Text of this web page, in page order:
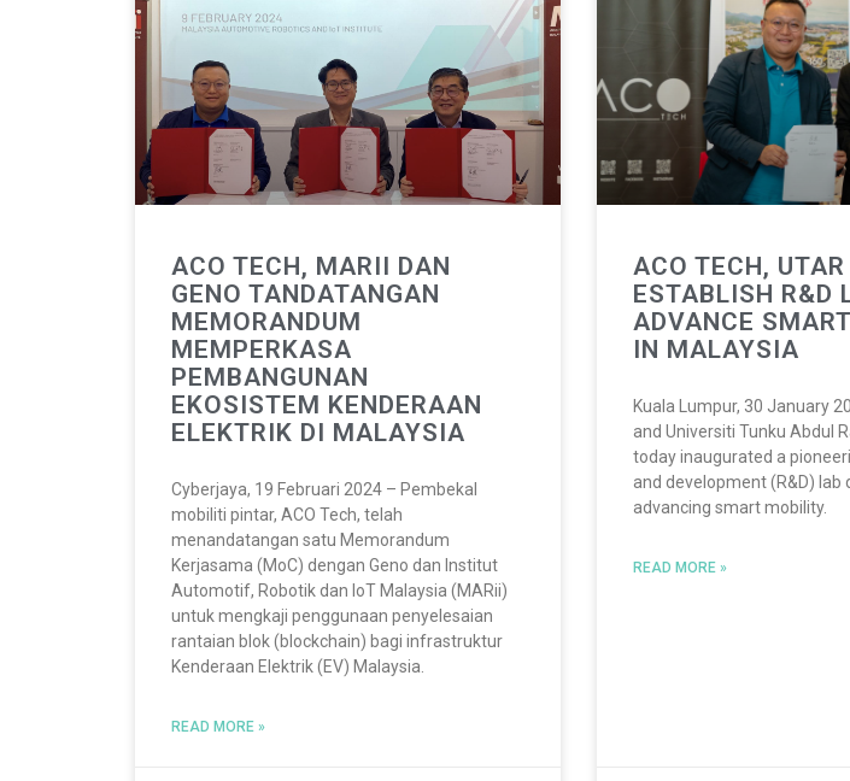
ACO TECH, MARII DAN
GENO TANDATANGAN
MEMORANDUM
MEMPERKASA
PEMBANGUNAN
EKOSISTEM KENDERAAN
ELEKTRIK DI MALAYSIA
Cyberjaya, 19 Februari 2024 – Pembekal
mobiliti pintar, ACO Tech, telah
menandatangan satu Memorandum
Kerjasama (MoC) dengan Geno dan Institut
Automotif, Robotik dan IoT Malaysia (MARii)
untuk mengkaji penggunaan penyelesaian
rantaian blok (blockchain) bagi infrastruktur
Kenderaan Elektrik (EV) Malaysia.
READ MORE »
ACO TECH, UTAR
ESTABLISH R&D
ADVANCE
IN MALAYSIA
Kuala Lumpur, 30 January
and Universiti Tunku Abdul
today inaugurated a
and development (R&D) lab
advancing smart mobility.
READ MORE »